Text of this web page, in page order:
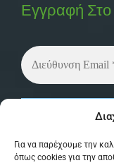
Για να παρέχουμε την
όπως cookies για την
Εγγραφή
μας